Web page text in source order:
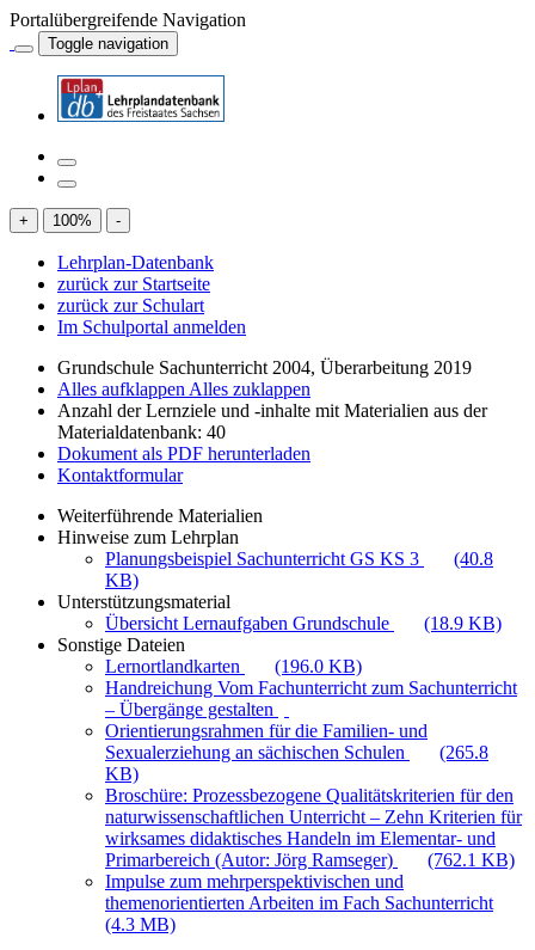
Portalübergreifende Navigation
Toggle navigation
+ 100% -
Lehrplan-Datenbank
zurück zur Startseite
zurück zur Schulart
Im Schulportal anmelden
Grundschule Sachunterricht 2004, Überarbeitung 2019
Alles aufklappen Alles zuklappen
Anzahl der Lernziele und -inhalte mit Materialien aus der
Materialdatenbank: 40
Dokument als PDF herunterladen
Kontaktformular
Weiterführende Materialien
Hinweise zum Lehrplan
Planungsbeispiel Sachunterricht GS KS 3
(40.8
KB)
Unterstützungsmaterial
Übersicht Lernaufgaben Grundschule
(18.9 KB)
Sonstige Dateien
Lernortlandkarten
(196.0 KB)
Handreichung Vom Fachunterricht zum Sachunterricht
– Übergänge gestalten
Orientierungsrahmen für die Familien- und
Sexualerziehung an sächischen Schulen
(265.8
KB)
Broschüre: Prozessbezogene Qualitätskriterien für den
naturwissenschaftlichen Unterricht – Zehn Kriterien für
wirksames didaktisches Handeln im Elementar- und
Primarbereich (Autor: Jörg Ramseger)
(762.1 KB)
Impulse zum mehrperspektivischen und
themenorientierten Arbeiten im Fach Sachunterricht
(4.3 MB)